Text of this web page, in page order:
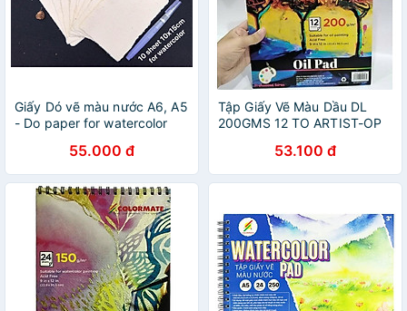
Giấy Dó vẽ màu nước A6, A5
- Do paper for watercolor
55.000 đ
Tập Giấy Vẽ Màu Dầu DL
200GMS 12 TO ARTIST-OP
53.100 đ